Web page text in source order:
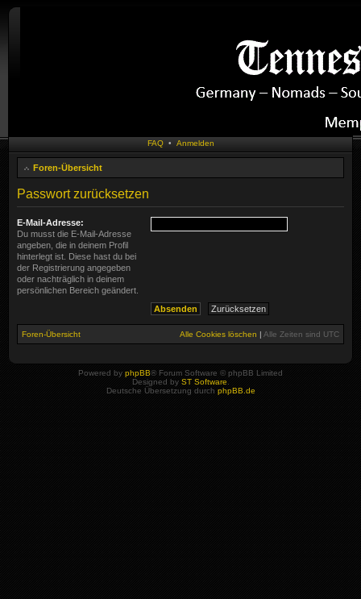
FAQ • Anmelden
Foren-Übersicht
Passwort zurücksetzen
E-Mail-Adresse:
Du musst die E-Mail-Adresse
angeben, die in deinem Profil
hinterlegt ist. Diese hast du bei
der Registrierung angegeben
oder nachträglich in deinem
persönlichen Bereich geändert.
Foren-Übersicht Alle Cookies löschen | Alle Zeiten sind UTC
Powered by phpBB® Forum Software © phpBB Limited
Designed by ST Software
Deutsche Übersetzung durch phpBB.de